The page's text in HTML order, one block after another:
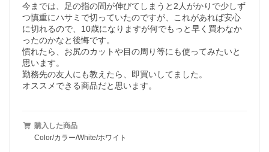
今までは、足の指の間が伸びてしまうと2人がかりで少しず
つ慎重にハサミで切っていたのですが、これがあれば安心
に切れるので、10歳になりますが何でもっと早く買わなか
ったのかなと後悔です。
慣れたら、お尻のカットや目の周り等にも使ってみたいと
思います。
勤務先の友人にも教えたら、即買いしてました。
オススメできる商品だと思います。
購入した商品
Color/カラー/White/ホワイト